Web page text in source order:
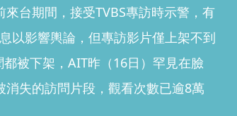
台期間，接受TVBS專訪時示警，有
以影響輿論，但專訪影片僅上架不到
被下架，AIT昨（16日）罕見在臉
失的訪問片段，觀看次數已逾8萬